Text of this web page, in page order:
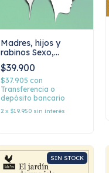
Madres, hijos y
rabinos Sexo,
transmisión e
identidad en el
judaísmo, Delphine
Horvilleur
$39.900
$37.905 con
Transferencia o
depósito bancario
2 x $19.950 sin interés
SIN STOCK